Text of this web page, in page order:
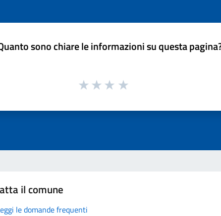
sono chiare le informazioni su questa
il comune
le domande frequenti